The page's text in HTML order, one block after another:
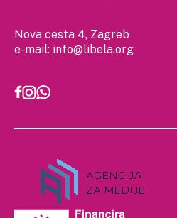
Nova cesta 4, Zagreb
e-mail: info@libela.org